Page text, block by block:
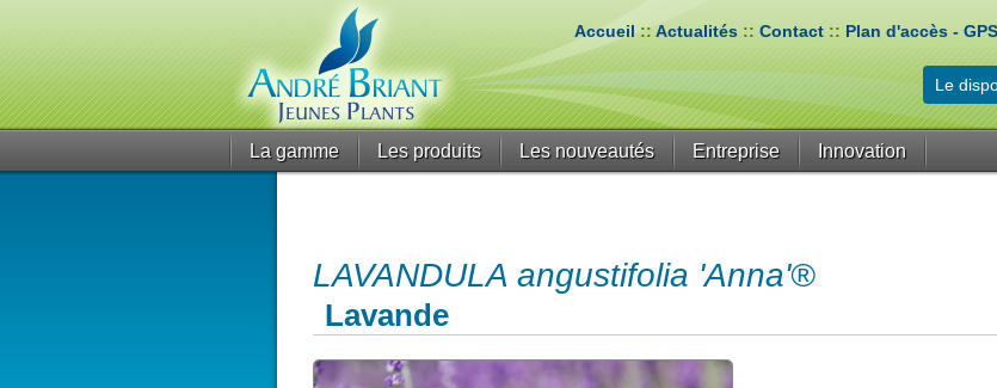
Accueil::Actualités :: Contact :: Plan d'accès - GPS
Le
La gamme Les produits Les nouveautés Entreprise Innovation
LAVANDULA angustifolia 'Anna'®
Lavande